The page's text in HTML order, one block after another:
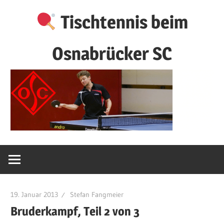
Tischtennis beim
Osnabrücker SC
19. Januar 2013 Stefan Fangmeier
Bruderkampf, Teil 2 von 3